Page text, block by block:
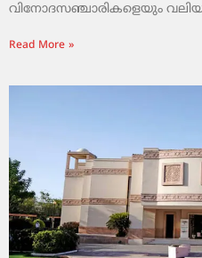
വിനോദസഞ്ചാരികളെയും വലിയ
Read More »